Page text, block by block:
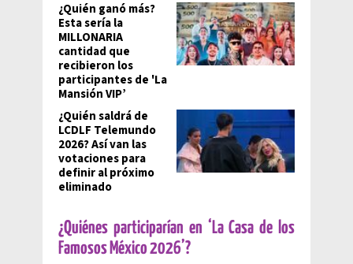
¿Quién ganó más?
Esta sería la
MILLONARIA
cantidad que
recibieron los
participantes de 'La
Mansión VIP’
¿Quién saldrá de
LCDLF Telemundo
2026? Así van las
votaciones para
definir al próximo
eliminado
¿Quiénes participarían en ‘La Casa de los
Famosos México 2026’?